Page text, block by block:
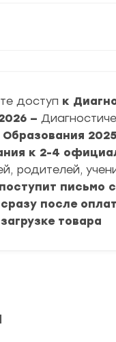
доступ к
—
Образования
к 2-4
родителей,
письмо
после
товара